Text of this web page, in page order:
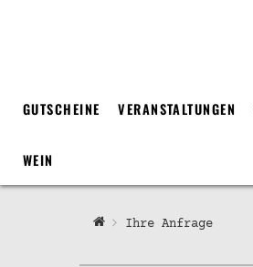
GUTSCHEINE VERANSTALTUNGEN
WEIN
Ihre Anfrage